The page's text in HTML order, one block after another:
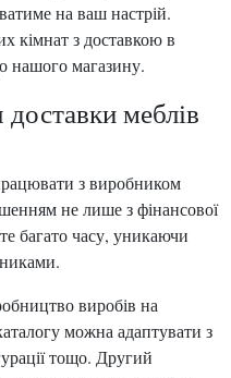
на ваш настрій.
кімнат з доставкою в
нашого магазину.
меблів
з виробником
не лише з фінансової
багато часу, уникаючи
виробів на
можна адаптувати з
тощо. Другий